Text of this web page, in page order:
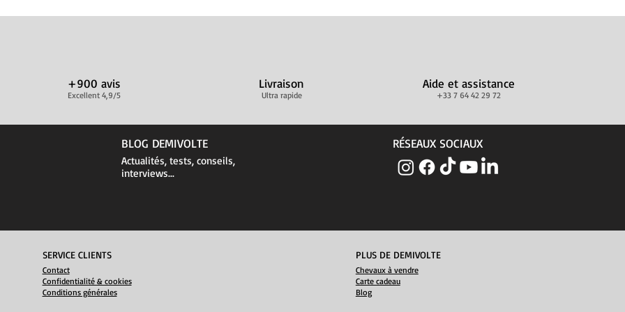
+900 avis
Excellent 4,9/5
Livraison
Ultra rapide
Aide et assistance
+33 7 64 42 29 72
BLOG DEMIVOLTE
Actualités, tests, conseils,
interviews...
RÉSEAUX SOCIAUX
SERVICE CLIENTS
Contact
Confidentialité & cookies
Conditions générales
PLUS DE DEMIVOLTE
Chevaux à vendre
Carte cadeau
Blog